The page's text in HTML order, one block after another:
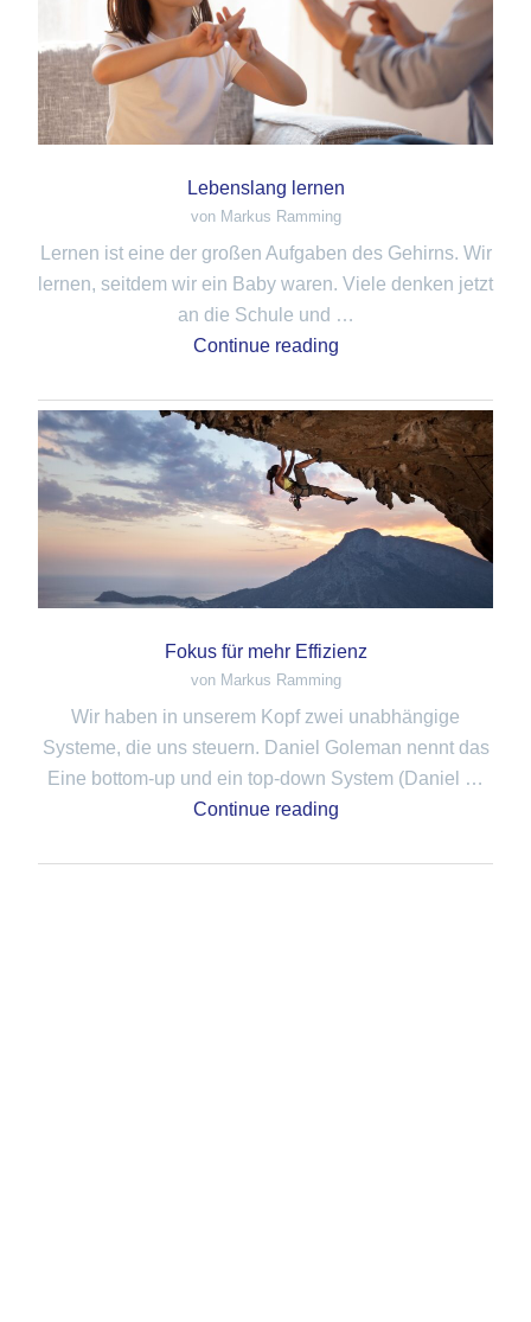
Lebenslang lernen
von Markus Ramming
Lernen ist eine der großen Aufgaben des Gehirns. Wir
lernen, seitdem wir ein Baby waren. Viele denken jetzt
an die Schule und …
Continue reading
Fokus für mehr Effizienz
von Markus Ramming
Wir haben in unserem Kopf zwei unabhängige
Systeme, die uns steuern. Daniel Goleman nennt das
Eine bottom-up und ein top-down System (Daniel …
Continue reading